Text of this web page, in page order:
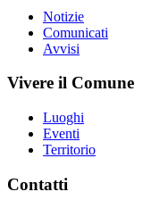
Notizie
Comunicati
Avvisi
Vivere il Comune
Luoghi
Eventi
Territorio
Contatti